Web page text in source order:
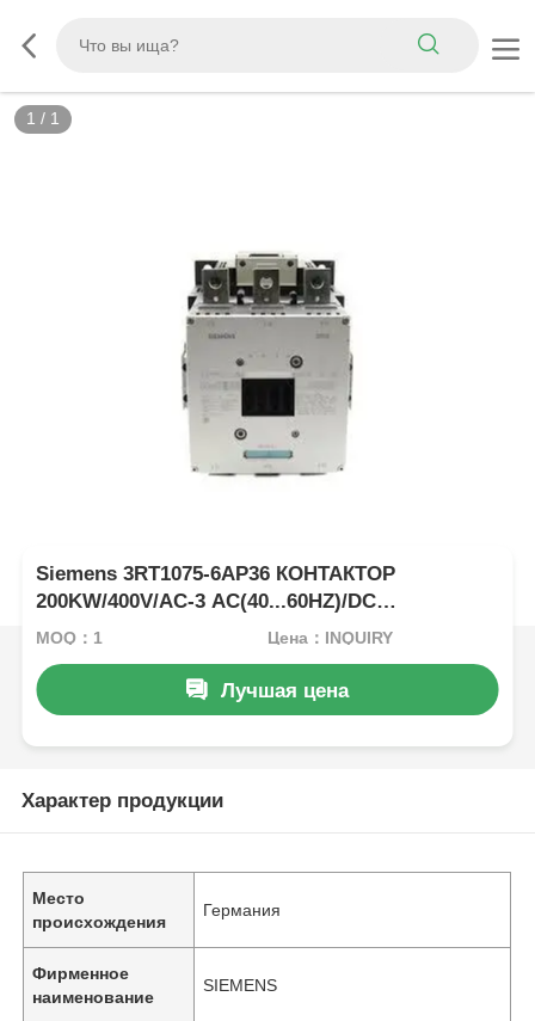
1 / 1
Siemens 3RT1075-6AP36 КОНТАКТОР
200KW/400V/AC-3 AC(40...60HZ)/DC
УПРАВЛЕНИЕ UC 220-240V
ПОЛЮСНЫЙ
MOQ：1 Цена：INQUIRY
Лучшая цена
Характер продукции
Место
происхождения
Германия
Фирменное
наименование
SIEMENS